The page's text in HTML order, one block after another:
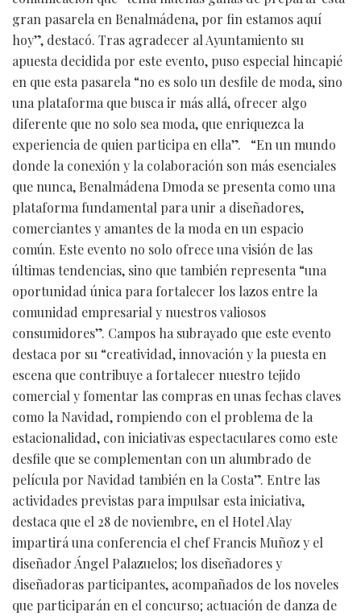
gran pasarela en Benalmádena, por fin estamos aquí
hoy”, destacó. Tras agradecer al Ayuntamiento su
apuesta decidida por este evento, puso especial hincapié
en que esta pasarela “no es solo un desfile de moda, sino
una plataforma que busca ir más allá, ofrecer algo
diferente que no solo sea moda, que enriquezca la
experiencia de quien participa en ella”. “En un mundo
donde la conexión y la colaboración son más esenciales
que nunca, Benalmádena Dmoda se presenta como una
plataforma fundamental para unir a diseñadores,
comerciantes y amantes de la moda en un espacio
común. Este evento no solo ofrece una visión de las
últimas tendencias, sino que también representa “una
oportunidad única para fortalecer los lazos entre la
comunidad empresarial y nuestros valiosos
consumidores”. Campos ha subrayado que este evento
destaca por su “creatividad, innovación y la puesta en
escena que contribuye a fortalecer nuestro tejido
comercial y fomentar las compras en unas fechas claves
como la Navidad, rompiendo con el problema de la
estacionalidad, con iniciativas espectaculares como este
desfile que se complementan con un alumbrado de
película por Navidad también en la Costa”. Entre las
actividades previstas para impulsar esta iniciativa,
destaca que el 28 de noviembre, en el Hotel Alay
impartirá una conferencia el chef Francis Muñoz y el
diseñador Ángel Palazuelos; los diseñadores y
diseñadoras participantes, acompañados de los noveles
que participarán en el concurso; actuación de danza de